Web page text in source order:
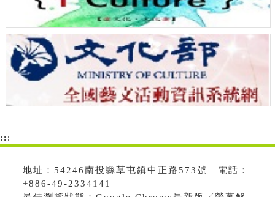
:::
地址：54246南投縣草屯鎮中正路573號 | 電話：
+886-49-2334141